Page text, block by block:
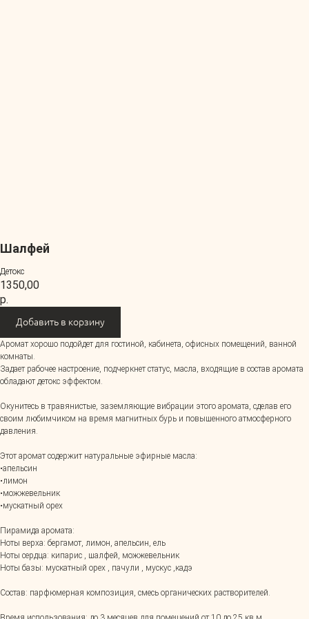
Шалфей
Детокс
1350,00
р.
Добавить в корзину
Аромат хорошо подойдет для гостиной, кабинета, офисных помещений, ванной
комнаты.
Задает рабочее настроение, подчеркнет статус, масла, входящие в состав аромата
обладают детокс эффектом.
Окунитесь в травянистые, заземляющие вибрации этого аромата, сделав его
своим любимчиком на время магнитных бурь и повышенного атмосферного
давления.
Этот аромат содержит натуральные эфирные масла:
•апельсин
•лимон
•можжевельник
•мускатный орех
Пирамида аромата:
Ноты верха: бергамот, лимон, апельсин, ель
Ноты сердца: кипарис , шалфей, можжевельник
Ноты базы: мускатный орех , пачули , мускус ,кадэ
Состав: парфюмерная композиция, смесь органических растворителей.